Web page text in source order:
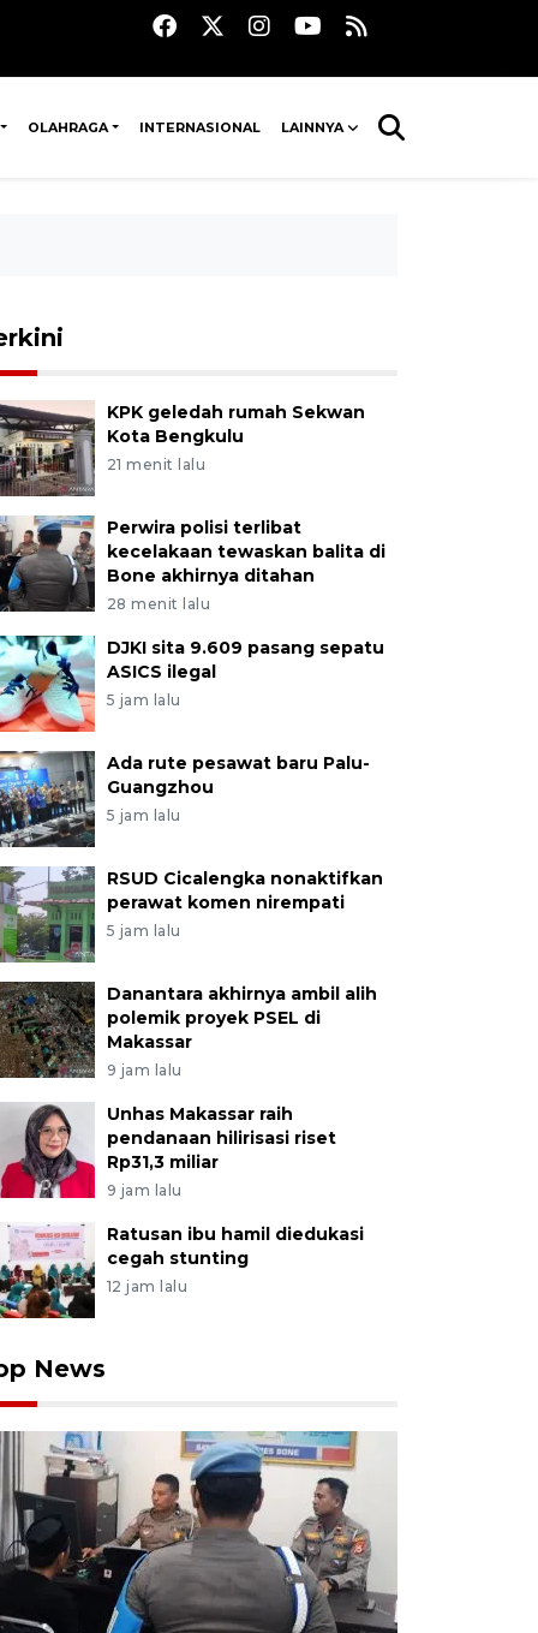
OLAHRAGA INTERNASIONAL LAINNYA
KPK geledah rumah Sekwan
Kota Bengkulu
21 menit lalu
Perwira polisi terlibat
kecelakaan tewaskan balita di
Bone akhirnya ditahan
28 menit lalu
DJKI sita 9.609 pasang sepatu
ASICS ilegal
5 jam lalu
Ada rute pesawat baru Palu-
Guangzhou
5 jam lalu
RSUD Cicalengka nonaktifkan
perawat komen nirempati
5 jam lalu
Danantara akhirnya ambil alih
polemik proyek PSEL di
Makassar
9 jam lalu
Unhas Makassar raih
pendanaan hilirisasi riset
Rp31,3 miliar
9 jam lalu
Ratusan ibu hamil diedukasi
cegah stunting
12 jam lalu
News